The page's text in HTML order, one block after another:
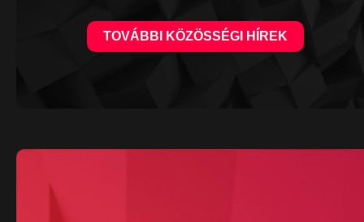
TOVÁBBI KÖZÖSSÉGI HÍREK